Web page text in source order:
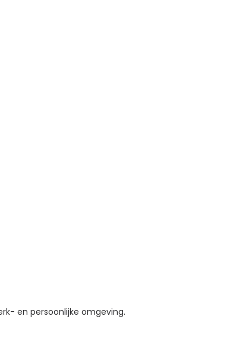
en persoonlijke omgeving.